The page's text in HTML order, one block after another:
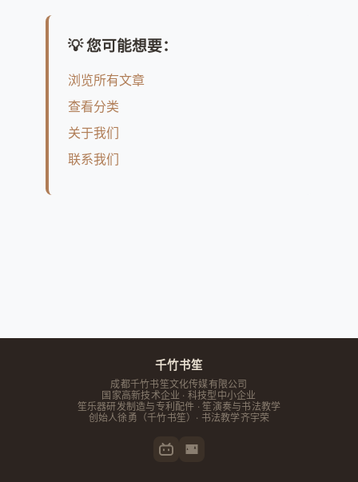
💡 您可能想要：
浏览所有文章
查看分类
关于我们
联系我们
千竹书笙
成都千竹书笙文化传媒有限公司
国家高新技术企业 · 科技型中小企业
笙乐器研发制造与专利配件 · 笙演奏与书法教学
创始人徐勇 （千竹书笙）· 书法教学齐宇荣